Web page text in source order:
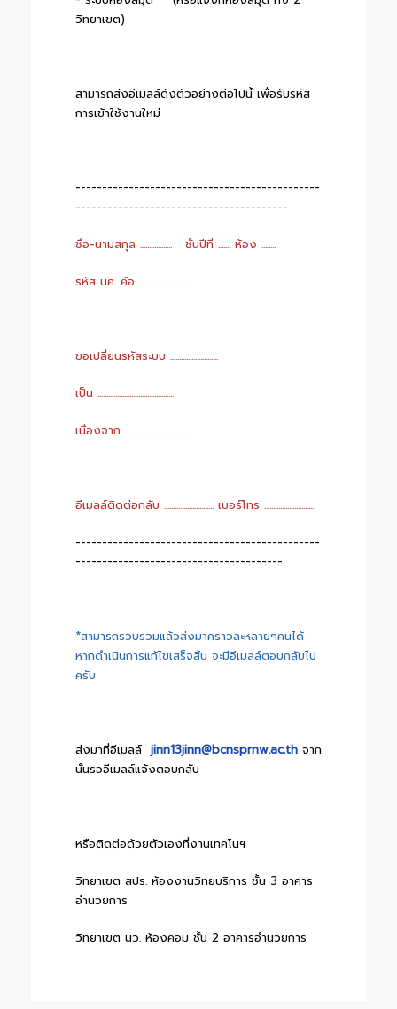
วิทยาเขต)
สามารถส่งอีเมลล์ดังตัวอย่างต่อไปนี้ เพื่อรับรหัส
การเข้าใช้งานใหม่
----------------------------------------------
----------------------------------------
ชื่อ-นามสกุล .................. ชั้นปีที่ ....... ห้อง ........
รหัส นศ. คือ ...........................
ขอเปลี่ยนรหัสระบบ ...........................
เป็น ...........................................
เนื่องจาก ...................................
อีเมลล์ติดต่อกลับ ............................ เบอร์โทร ............................
----------------------------------------------
---------------------------------------
*สามารถรวบรวมแล้วส่งมาคราวละหลายๆคนได้
หากดำเนินการแก้ไขเสร็จสิ้น จะมีอีเมลล์ตอบกลับไป
ครับ
ส่งมาที่อีเมลล์ jinn13jinn@bcnsprnw.ac.th จาก
นั้นรออีเมลล์แจ้งตอบกลับ
หรือติดต่อด้วยตัวเองที่งานเทคโนฯ
วิทยาเขต สปร. ห้องงานวิทยบริการ ชั้น 3 อาคาร
อำนวยการ
วิทยาเขต นว. ห้องคอม ชั้น 2 อาคารอำนวยการ